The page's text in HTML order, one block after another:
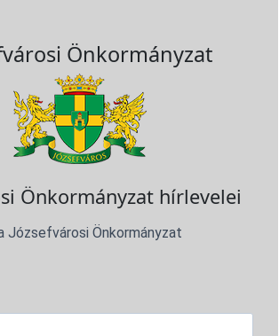
Önkormányzat
Önkormányzat hírlevelei
Józsefvárosi Önkormányzat